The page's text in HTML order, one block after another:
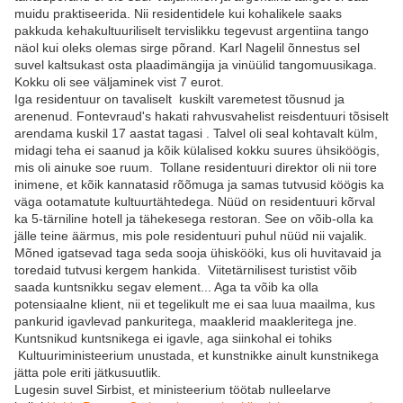
muidu praktiseerida. Nii residentidele kui kohalikele saaks
pakkuda kehakultuuriliselt tervislikku tegevust argentiina tango
näol kui oleks olemas sirge põrand. Karl Nagelil õnnestus sel
suvel kaltsukast osta plaadimängija ja vinüülid tangomuusikaga.
Kokku oli see väljaminek vist 7 eurot.
Iga residentuur on tavaliselt kuskilt varemetest tõusnud ja
arenenud. Fontevraud's hakati rahvusvahelist reisdentuuri tõsiselt
arendama kuskil 17 aastat tagasi . Talvel oli seal kohtavalt külm,
midagi teha ei saanud ja kõik külalised kokku suures ühsiköögis,
mis oli ainuke soe ruum. Tollane residentuuri direktor oli nii tore
inimene, et kõik kannatasid rõõmuga ja samas tutvusid köögis ka
väga ootamatute kultuurtähtedega. Nüüd on residentuuri kõrval
ka 5-tärniline hotell ja tähekesega restoran. See on võib-olla ka
jälle teine äärmus, mis pole residentuuri puhul nüüd nii vajalik.
Mõned igatsevad taga seda sooja ühiskööki, kus oli huvitavaid ja
toredaid tutvusi kergem hankida. Viitetärnilisest turistist võib
saada kuntsnikku segav element... Aga ta võib ka olla
potensiaalne klient, nii et tegelikult me ei saa luua maailma, kus
pankurid igavlevad pankuritega, maaklerid maakleritega jne.
Kuntsnikud kuntsnikega ei igavle, aga siinkohal ei tohiks
Kultuuriministeerium unustada, et kunstnikke ainult kunstnikega
jätta pole eriti jätkusuutlik.
Lugesin suvel Sirbist, et ministeerium töötab nulleelarve